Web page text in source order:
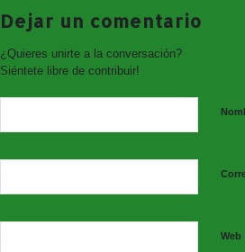
El sábado a las 16 horas se realizará la
blanco y a las 19 horas en el salón del
del campeonato nos obsequiarán
Posteriormente en el salón del mismo
protección y posteriormente la clausura
Información e inscripciones en web:
https://www.secpa.es/formulario-de-
nacional-de-trabajo-secpa-2024-y-
Dejar un comentario
¿Quieres unirte a la conversación?
Siéntete libre de contribuir!
Web